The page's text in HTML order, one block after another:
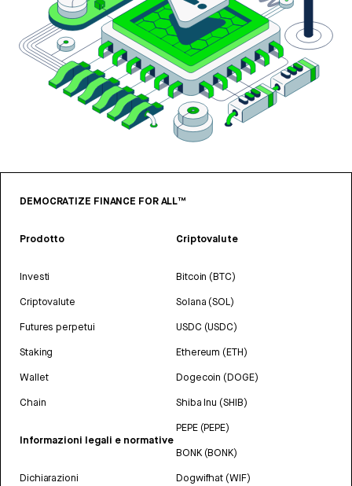
DEMOCRATIZE FINANCE FOR ALL™
Prodotto
Investi
Criptovalute
Futures perpetui
Staking
Wallet
Chain
Informazioni legali e normative
Dichiarazioni
Criptovalute
Bitcoin (BTC)
Solana (SOL)
USDC (USDC)
Ethereum (ETH)
Dogecoin (DOGE)
Shiba Inu (SHIB)
PEPE (PEPE)
BONK (BONK)
Dogwifhat (WIF)